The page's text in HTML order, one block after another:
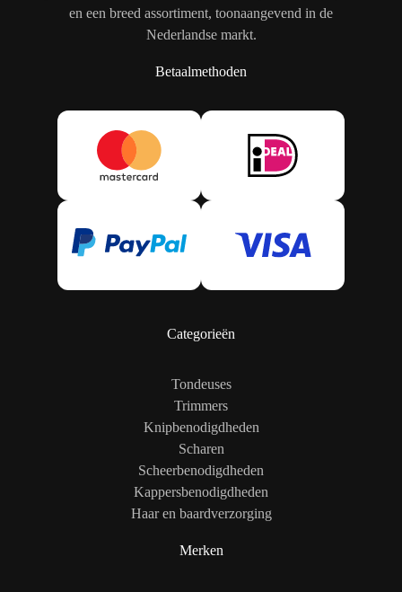
en een breed assortiment, toonaangevend in de
Nederlandse markt.
Betaalmethoden
Categorieën
Tondeuses
Trimmers
Knipbenodigdheden
Scharen
Scheerbenodigdheden
Kappersbenodigdheden
Haar en baardverzorging
Merken